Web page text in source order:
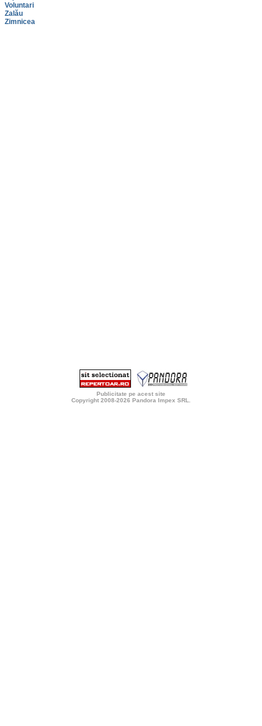
Voluntari
Zalău
Zimnicea
Publicitate pe acest site
Copyright 2008-2026 Pandora Impex SRL